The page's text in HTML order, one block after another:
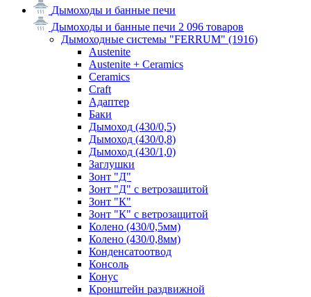
Дымоходы и банные печи
Дымоходы и банные печи 2 096 товаров
Дымоходные системы "FERRUM" (1916)
Austenite
Austenite + Ceramics
Ceramics
Craft
Адаптер
Баки
Дымоход (430/0,5)
Дымоход (430/0,8)
Дымоход (430/1,0)
Заглушки
Зонт "Д"
Зонт "Д" с ветрозащитой
Зонт "К"
Зонт "К" с ветрозащитой
Колено (430/0,5мм)
Колено (430/0,8мм)
Конденсатоотвод
Консоль
Конус
Кронштейн раздвижной